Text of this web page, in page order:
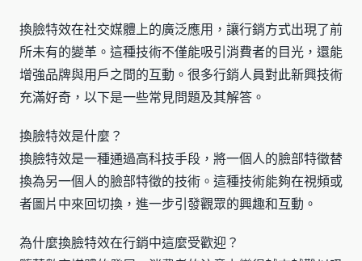
換臉特效在社交媒體上的廣泛應用，讓行銷方式出現了前
所未有的變革。這種技術不僅能吸引消費者的目光，還能
增強品牌與用戶之間的互動。很多行銷人員對此新興技術
充滿好奇，以下是一些常見問題及其解答。
換臉特效是什麼？
換臉特效是一種通過高科技手段，將一個人的臉部特徵替
換為另一個人的臉部特徵的技術。這種技術能夠在視頻或
者圖片中來回切換，進一步引發觀眾的興趣和互動。
為什麼換臉特效在行銷中這麼受歡迎？